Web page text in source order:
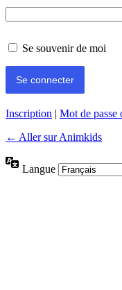
Se souvenir de moi
Inscription | Mot de passe
← Aller sur Animkids
Langue